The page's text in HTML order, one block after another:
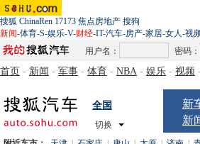
搜狐 ChinaRen 17173 焦点房地产 搜狗
新闻-体育-S-娱乐-V-财经-IT-汽车-房产-家居-女人-视
用户名：
密码：
首页 - 新闻 - 军事 - 体育 - NBA - 娱乐 - 视频 -
全国
切换
新
新